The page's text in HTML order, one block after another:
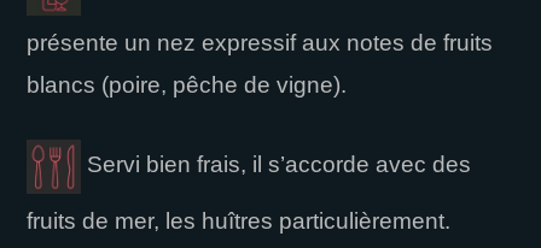
présente un nez expressif aux notes de fruits
blancs (poire, pêche de vigne).
Servi bien frais, il s’accorde avec des
fruits de mer, les huîtres particulièrement.